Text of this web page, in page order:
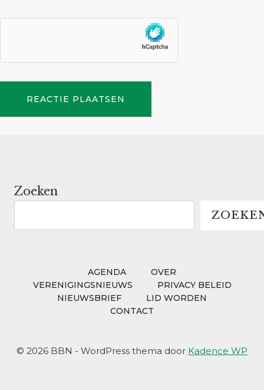
Zoeken
AGENDA
OVER
VERENIGINGSNIEUWS
PRIVACY BELEID
NIEUWSBRIEF
LID WORDEN
CONTACT
© 2026 BBN - WordPress thema door Kadence WP